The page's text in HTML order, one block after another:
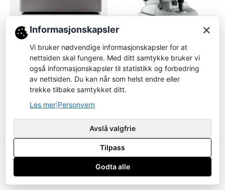
Briot Scan 8 Remote-
tracer
Logg inn for å bestille
Les mer
Autorefraktor/Keratometer
Nidek TONOREF III
Logg inn for å bestille
Copyright ustyrsavdelingen.no © 2026
×
Informasjonskapsler
Vi bruker nødvendige informasjonskapsler for at
nettsiden skal fungere. Med ditt samtykke bruker vi
også informasjonskapsler til statistikk og forbedring
av nettsiden. Du kan når som helst endre eller
trekke tilbake samtykket ditt.
Les mer Personvern
Avslå valgfrie
Tilpass
Godta alle